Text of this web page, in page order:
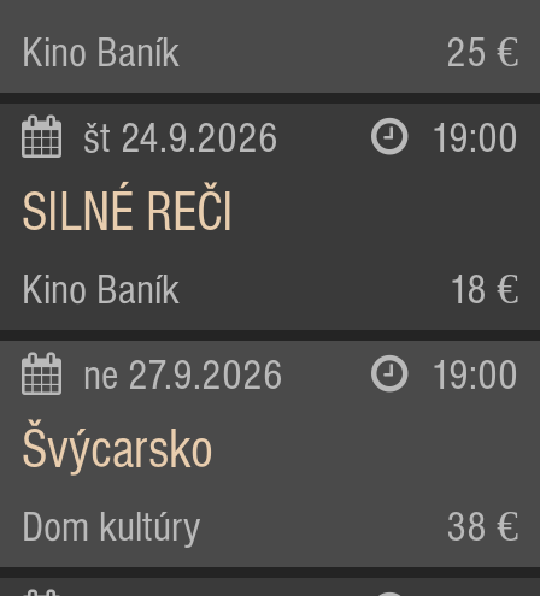
Kino Baník 25 €
št 24.9.2026 19:00
SILNÉ REČI
Kino Baník 18 €
ne 27.9.2026 19:00
Švýcarsko
Dom kultúry 38 €